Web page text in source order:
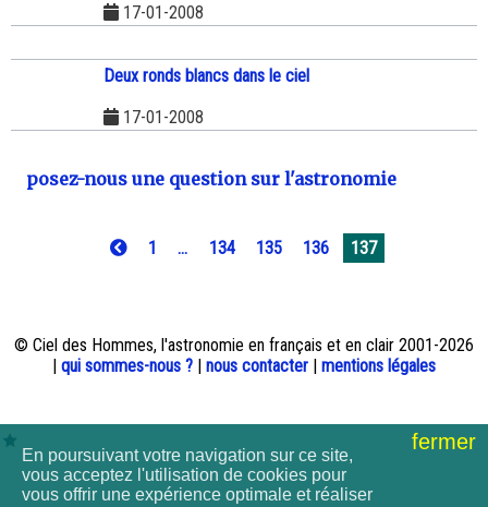
17-01-2008
Deux ronds blancs dans le ciel
17-01-2008
posez-nous une question sur l'astronomie
1 ... 134 135 136 137
© Ciel des Hommes, l'astronomie en français et en clair 2001-2026
| qui sommes-nous ? | nous contacter | mentions légales
fermer
En poursuivant votre navigation sur ce site,
vous acceptez l'utilisation de cookies pour
vous offrir une expérience optimale et réaliser